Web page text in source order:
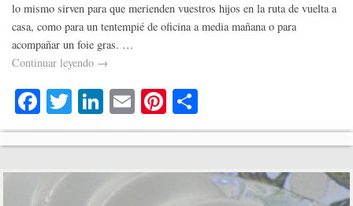
lo mismo sirven para que merienden vuestros hijos en la ruta de vuelta a
casa, como para un tentempié de oficina a media mañana o para
acompañar un foie gras. …
Continuar leyendo →
Fa
ce
bo
ok
T
wi
tte
r
Li
nk
ed
In
E
m
ail
Pi
nt
er
es
o
m
pa